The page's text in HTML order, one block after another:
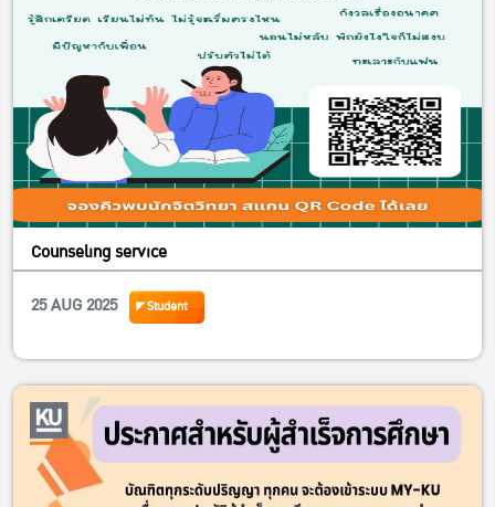
เราอีกด้วยกับสิทธิการยื่นสมัคร TCAS1 นะครับ
รับสมัควันนี้ – ถึง 14 กันยายน 2568
ลิ้งสมัครhttps://forms.gle/M4SrYkbQ7atW8jCM9
https://www.facebook.com/AgriEconKU
E-Mail :Narongrat.s@ku.th
Counseling service
25 AUG 2025
Student